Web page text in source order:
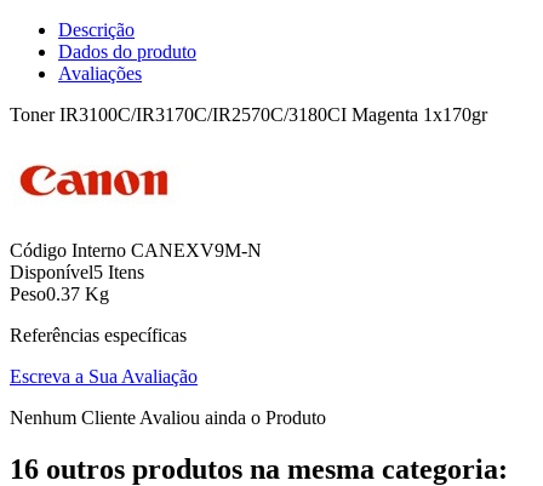
Descrição
Dados do produto
Avaliações
Toner IR3100C/IR3170C/IR2570C/3180CI Magenta 1x170gr
Código Interno CANEXV9M-N
Disponível5 Itens
Peso0.37 Kg
Referências específicas
Escreva a Sua Avaliação
Nenhum Cliente Avaliou ainda o Produto
16 outros produtos na mesma categoria: